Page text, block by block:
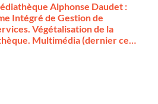
Alphonse Daudet :
Intégré de Gestion de
Végétalisation de la
Multimédia (dernier ce…